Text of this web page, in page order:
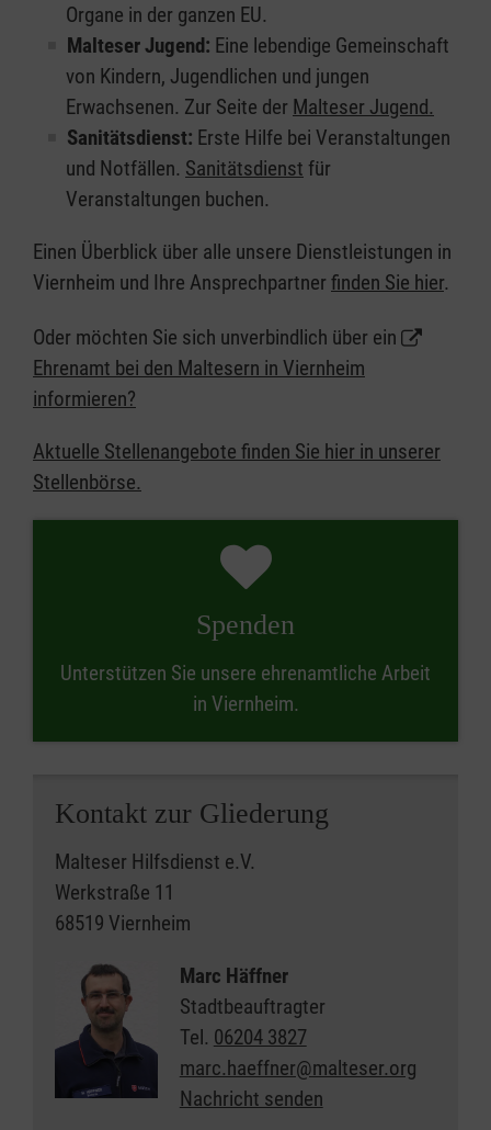
Organe in der ganzen EU.
Malteser Jugend: Eine lebendige Gemeinschaft
von Kindern, Jugendlichen und jungen
Erwachsenen. Zur Seite der Malteser Jugend.
Sanitätsdienst: Erste Hilfe bei Veranstaltungen
und Notfällen. Sanitätsdienst für
Veranstaltungen buchen.
Einen Überblick über alle unsere Dienstleistungen in
Viernheim und Ihre Ansprechpartner finden Sie hier.
Oder möchten Sie sich unverbindlich über ein
Ehrenamt bei den Maltesern in Viernheim
informieren?
Aktuelle Stellenangebote finden Sie hier in unserer
Stellenbörse.
Spenden
Unterstützen Sie unsere ehrenamtliche Arbeit
in Viernheim.
Kontakt zur Gliederung
Malteser Hilfsdienst e.V.
Werkstraße 11
68519 Viernheim
Marc Häffner
Stadtbeauftragter
Tel. 06204 3827
marc.haeffner@malteser.org
Nachricht senden